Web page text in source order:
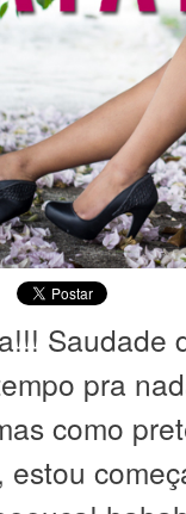
Saudade
pra
como
estou